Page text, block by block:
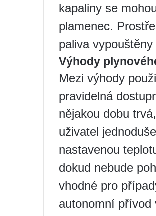
kapaliny se
plamenec.
paliva
Výhody
Mezi výhody
pravidelná
nějakou dobu
uživatel
nastavenou
dokud nebude
vhodné pro
autonomní přívod